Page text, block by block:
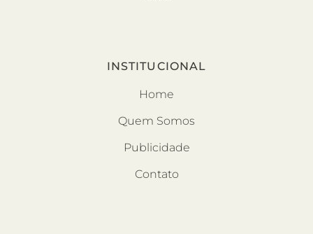
INSTITUCIONAL
Home
Quem Somos
Publicidade
Contato